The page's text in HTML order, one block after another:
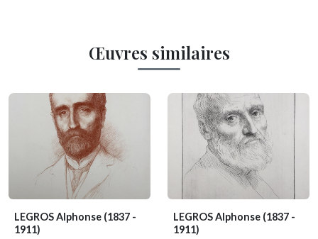
Œuvres similaires
LEGROS Alphonse (1837 -
1911)
LEGROS Alphonse (1837 -
1911)